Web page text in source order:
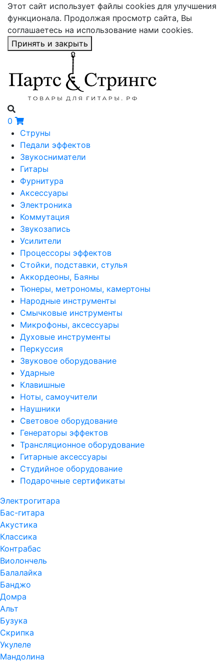
Этот сайт использует файлы cookies для улучшения
функционала. Продолжая просмотр сайта, Вы
соглашаетесь на использование нами cookies.
Принять и закрыть
0
Струны
Педали эффектов
Звукосниматели
Гитары
Фурнитура
Аксессуары
Электроника
Коммутация
Звукозапись
Усилители
Процессоры эффектов
Стойки, подставки, стулья
Аккордеоны, Баяны
Тюнеры, метрономы, камертоны
Народные инструменты
Смычковые инструменты
Микрофоны, аксессуары
Духовые инструменты
Перкуссия
Звуковое оборудование
Ударные
Клавишные
Ноты, самоучители
Наушники
Световое оборудование
Генераторы эффектов
Трансляционное оборудование
Гитарные аксессуары
Студийное оборудование
Подарочные сертификаты
Электрогитара
Бас-гитара
Акустика
Классика
Контрабас
Виолончель
Балалайка
Банджо
Домра
Альт
Бузука
Скрипка
Укулеле
Мандолина